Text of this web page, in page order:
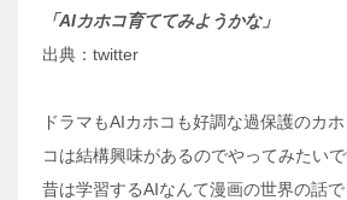
「AIカホコ育ててみようかな」
出典：twitter
ドラマもAIカホコも好調な過保護のカ
コは結構興味があるのでやってみたいで
昔は学習するAIなんて漫画の世界の話